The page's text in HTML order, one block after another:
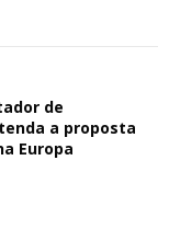
de
a proposta
Europa